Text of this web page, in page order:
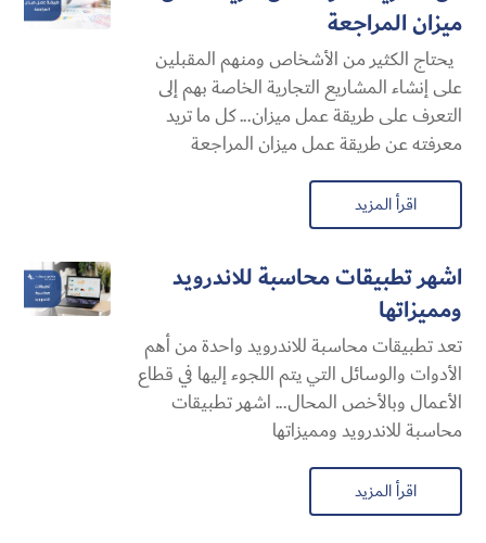
ميزان المراجعة
يحتاج الكثير من الأشخاص ومنهم المقبلين
على إنشاء المشاريع التجارية الخاصة بهم إلى
التعرف على طريقة عمل ميزان... كل ما تريد
معرفته عن طريقة عمل ميزان المراجعة
اقرأ المزيد
اشهر تطبيقات محاسبة للاندرويد
ومميزاتها
تعد تطبيقات محاسبة للاندرويد واحدة من أهم
الأدوات والوسائل التي يتم اللجوء إليها في قطاع
الأعمال وبالأخص المحال... اشهر تطبيقات
محاسبة للاندرويد ومميزاتها
اقرأ المزيد